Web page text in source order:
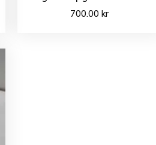
700.00kr